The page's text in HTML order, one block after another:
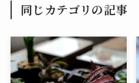
同じカテゴリの記事